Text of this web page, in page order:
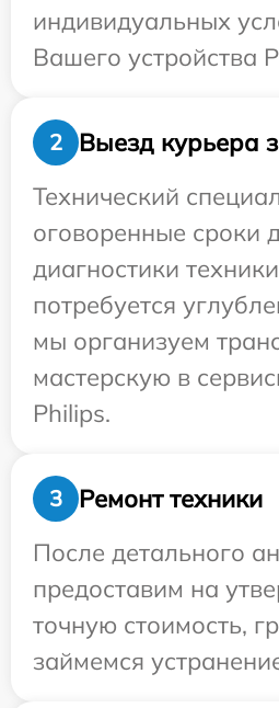
индивидуальных
Вашего устройства
2
Выезд курьера
Технический
оговоренные сроки
диагностики
потребуется
мы организуем
мастерскую в
Philips.
3
Ремонт техники
После детального
предоставим на
точную стоимость,
займемся